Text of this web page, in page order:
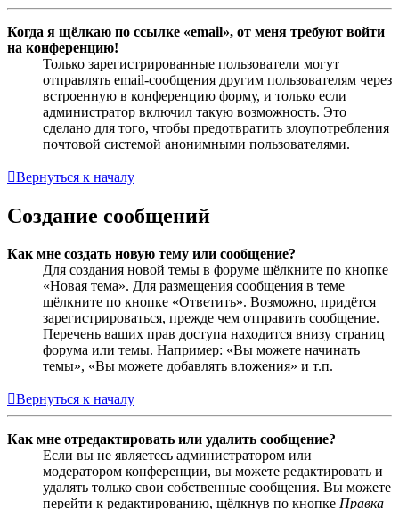
Когда я щёлкаю по ссылке «email», от меня требуют войти
на конференцию!
Только зарегистрированные пользователи могут
отправлять email-сообщения другим пользователям через
встроенную в конференцию форму, и только если
администратор включил такую возможность. Это
сделано для того, чтобы предотвратить злоупотребления
почтовой системой анонимными пользователями.
Вернуться к началу
Создание сообщений
Как мне создать новую тему или сообщение?
Для создания новой темы в форуме щёлкните по кнопке
«Новая тема». Для размещения сообщения в теме
щёлкните по кнопке «Ответить». Возможно, придётся
зарегистрироваться, прежде чем отправить сообщение.
Перечень ваших прав доступа находится внизу страниц
форума или темы. Например: «Вы можете начинать
темы», «Вы можете добавлять вложения» и т.п.
Вернуться к началу
Как мне отредактировать или удалить сообщение?
Если вы не являетесь администратором или
модератором конференции, вы можете редактировать и
удалять только свои собственные сообщения. Вы можете
перейти к редактированию, щёлкнув по кнопке Правка